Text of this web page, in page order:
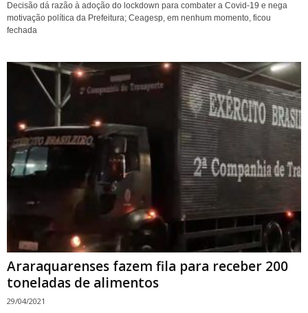
Decisão dá razão à adoção do lockdown para combater a Covid-19 e nega
motivação política da Prefeitura; Ceagesp, em nenhum momento, ficou
fechada
Araraquarenses fazem fila para receber 200
toneladas de alimentos
29/04/2021